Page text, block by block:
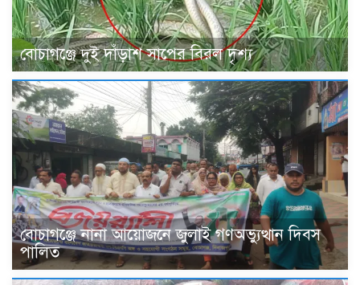
বোচাগঞ্জে দুই দাঁড়াশ সাপের বিরল দৃশ্য
বোচাগঞ্জে নানা আয়োজনে জুলাই গণঅভ্যুত্থান দিবস
পালিত